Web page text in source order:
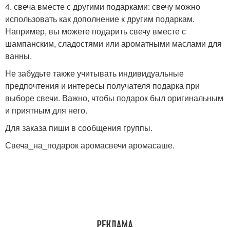
4. свеча вместе с другими подарками: свечу можно
использовать как дополнение к другим подаркам.
Например, вы можете подарить свечу вместе с
шампанским, сладостями или ароматными маслами для
ванны.
Не забудьте также учитывать индивидуальные
предпочтения и интересы получателя подарка при
выборе свечи. Важно, чтобы подарок был оригинальным
и приятным для него.
Для заказа пиши в сообщения группы.
Свеча_на_подарок аромасвечи аромасаше.